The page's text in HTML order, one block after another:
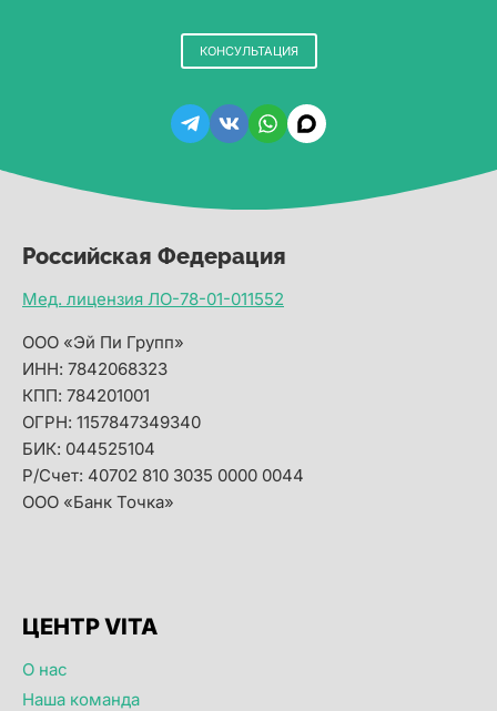
КОНСУЛЬТАЦИЯ
Российская Федерация
Мед. лицензия ЛО-78-01-011552
ООО «Эй Пи Групп»
ИНН: 7842068323
КПП: 784201001
ОГРН: 1157847349340
БИК: 044525104
Р/Счет: 40702 810 3035 0000 0044
ООО «Банк Точка»
ЦЕНТР VITA
О нас
Наша команда